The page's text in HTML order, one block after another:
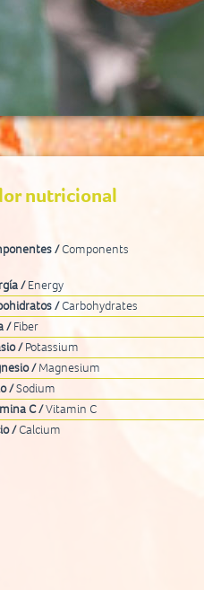
nutricional
/ Components
/ Energy
/ Carbohydrates
/ Fiber
/ Potassium
/Magnesium
/Sodium
C /Vitamin C
/ Calcium